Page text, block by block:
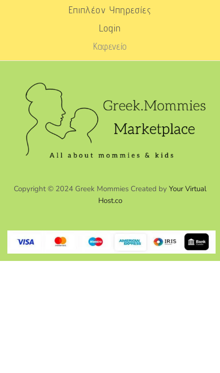
Επιπλέον Υπηρεσίες
Login
Καφενείο
Copyright © 2024 Greek Mommies Created by Your Virtual
Host.co